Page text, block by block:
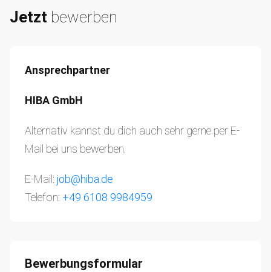
Jetzt bewerben
Ansprechpartner
HIBA GmbH
Alternativ kannst du dich auch sehr gerne per E-
Mail bei uns bewerben.
E-Mail: job@hiba.de
Telefon: +49 6108 9984959
Bewerbungsformular